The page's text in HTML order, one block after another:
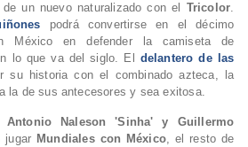
un nuevo naturalizado con el Tricolor.
podrá convertirse en el décimo
México en defender la camiseta de
lo que va del siglo. El delantero de las
su historia con el combinado azteca, la
la de sus antecesores y sea exitosa.
Antonio Naleson 'Sinha' y Guillermo
jugar Mundiales con México, el resto de